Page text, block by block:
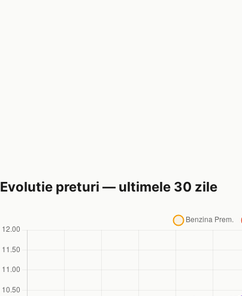
Evolutie preturi — ultimele 30 zile